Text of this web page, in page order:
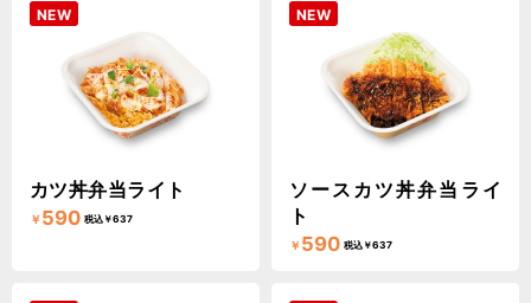
NEW
カツ丼弁当ライト
￥ 590 税込￥637
NEW
ソースカツ丼弁当ライ
ト
￥ 590 税込￥637